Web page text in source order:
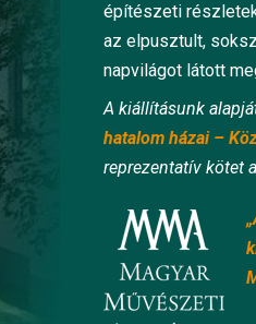
építészeti
az elpusztult,
napvilágot látott
A kiállításunk
hatalom házai –
reprezentatív kötet